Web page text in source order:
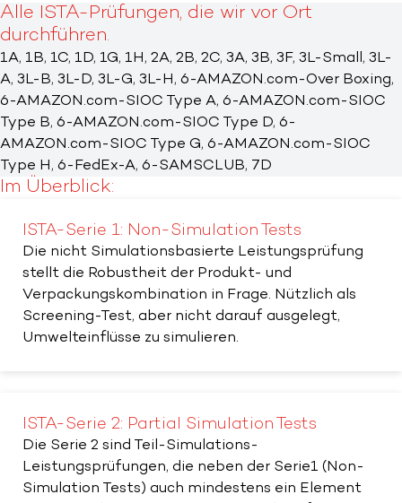
Alle ISTA-Prüfungen, die wir vor Ort
durchführen.
1A, 1B, 1C, 1D, 1G, 1H, 2A, 2B, 2C, 3A, 3B, 3F, 3L-Small, 3L-
A, 3L-B, 3L-D, 3L-G, 3L-H, 6-AMAZON.com-Over Boxing,
6-AMAZON.com-SIOC Type A, 6-AMAZON.com-SIOC
Type B, 6-AMAZON.com-SIOC Type D, 6-
AMAZON.com-SIOC Type G, 6-AMAZON.com-SIOC
Type H, 6-FedEx-A, 6-SAMSCLUB, 7D
Im Überblick:
ISTA-Serie 1: Non-Simulation Tests
Die nicht Simulationsbasierte Leistungsprüfung
stellt die Robustheit der Produkt- und
Verpackungskombination in Frage. Nützlich als
Screening-Test, aber nicht darauf ausgelegt,
Umwelteinflüsse zu simulieren.
ISTA-Serie 2: Partial Simulation Tests
Die Serie 2 sind Teil-Simulations-
Leistungsprüfungen, die neben der Serie1 (Non-
Simulation Tests) auch mindestens ein Element